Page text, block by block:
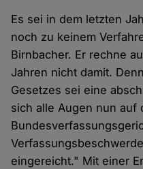
Es sei in dem letzten
noch zu keinem
Birnbacher. Er rechne
Jahren nicht damit.
Gesetzes sei eine
sich alle Augen nun auf
eingereicht." Mit einer